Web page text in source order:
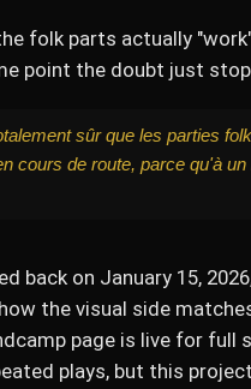
folk parts actually
point the doubt just
sûr que les parties
cours de route, parce qu'à
back on January 15,
the visual side
page is live for
plays, but this